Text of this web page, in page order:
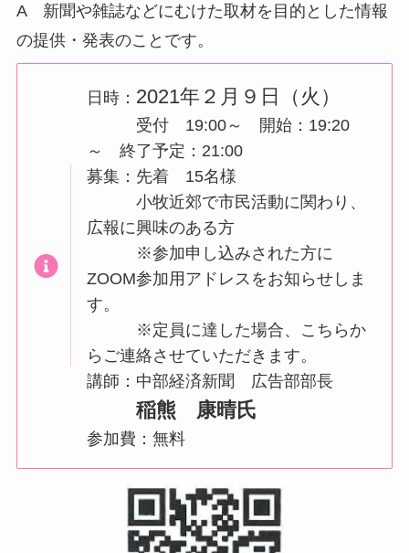
A 新聞や雑誌などにむけた取材を目的とした情報
の提供・発表のことです。
日時： 2021年２月９日（火）
受付 19:00～ 開始：19:20
～ 終了予定：21:00
募集：先着 15名様
小牧近郊で市民活動に関わり、
広報に興味のある方
※参加申し込みされた方に
ZOOM参加用アドレスをお知らせしま
す。
※定員に達した場合、こちらか
らご連絡させていただきます。
講師：中部経済新聞 広告部部長
稲熊 康晴氏
参加費：無料